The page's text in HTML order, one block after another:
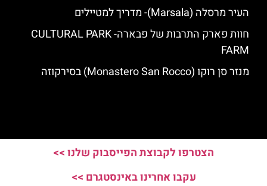
העיר מרסלה (Marsala)- מדריך למטיילים
חוות פארק התרבות של פבארה- CULTURAL PARK
FARM
מנזר סן רוקו (Monastero San Rocco) בסירקוזה
הצטרפו לקבוצת הפייסבוק שלנו >>
עקבו אחרינו באינסטגרם >>